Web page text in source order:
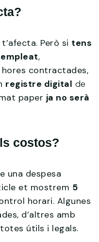
Però si tens
,
contractades,
registre digital de
paper ja no serà
costos?
una despesa
et mostrem 5
horari. Algunes
d’altres amb
útils i legals.